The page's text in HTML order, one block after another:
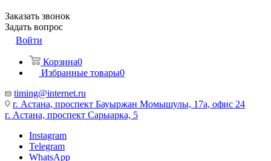
Заказать звонок
Задать вопрос
Войти
Корзина0
Избранные товары0
timing@internet.ru
г. Астана, проспект Бауыржан Момышулы, 17а, офис 24
г. Астана, проспект Сарыарка, 5
Instagram
Telegram
WhatsApp